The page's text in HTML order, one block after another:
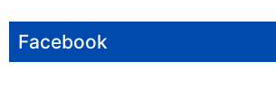
Facebook